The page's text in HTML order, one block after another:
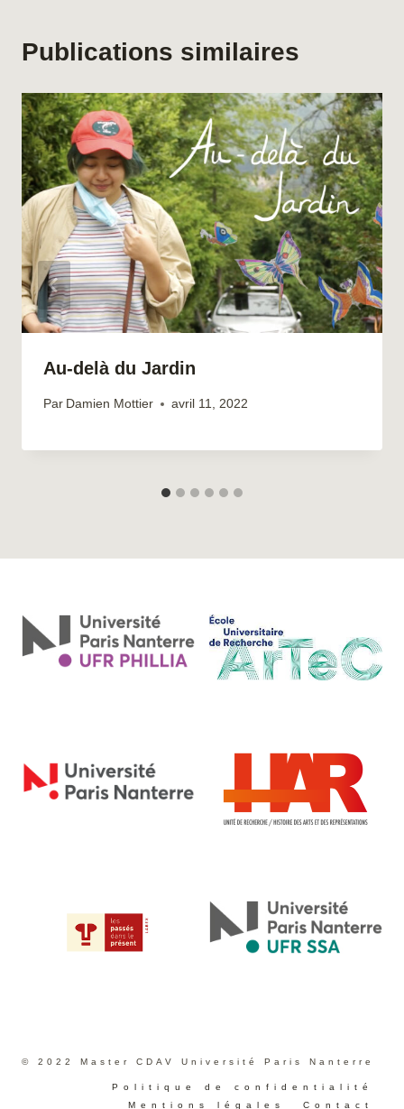
Publications similaires
Au-delà du Jardin
Par Damien Mottier avril 11, 2022
© 2022 Master CDAV Université Paris Nanterre
Politique de confidentialité
Mentions légales
Contact